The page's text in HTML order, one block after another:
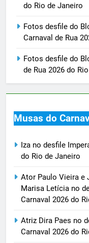
do Rio de Janeiro
Fotos desfile do
Carnaval de Rua
Fotos desfile do
de Rua 2026 do
Musas do
Iza no desfile
do Rio de Janeiro
Ator Paulo Vieira e
Marisa Letícia no
Carnaval 2026 do
Atriz Dira Paes no
Carnaval 2026 do